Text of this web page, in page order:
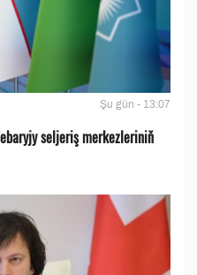
Şu gün - 13:07
seljeriş merkezleriniň